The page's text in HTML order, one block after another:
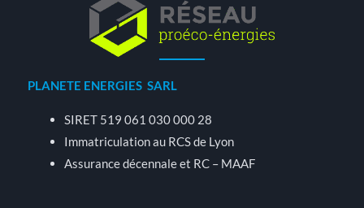
PLANETE ENERGIES SARL
SIRET 519 061 030 000 28
Immatriculation au RCS de Lyon
Assurance décennale et RC – MAAF